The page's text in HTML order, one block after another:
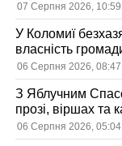
07 Серпня 2026, 10:59
У Коломиї
власність
06 Серпня 2026, 08:47
З Яблучним
прозі, віршах та
06 Серпня 2026, 05:04